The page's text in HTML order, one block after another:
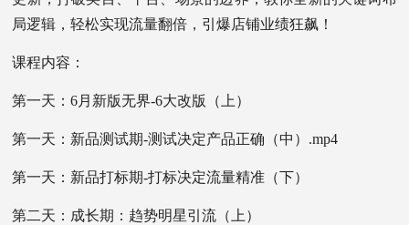
局逻辑，轻松实现流量翻倍，引爆店铺业绩狂飙！
课程内容：
第一天：6月新版无界-6大改版（上）
第一天：新品测试期-测试决定产品正确（中）.mp4
第一天：新品打标期-打标决定流量精准（下）
第二天：成长期：趋势明星引流（上）